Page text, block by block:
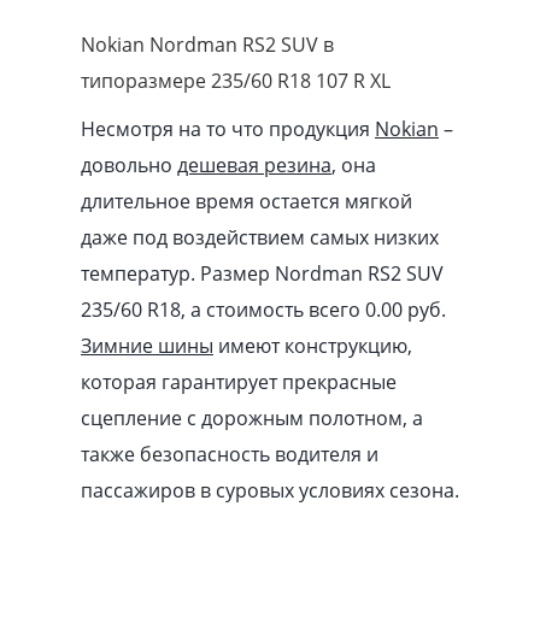
Nokian Nordman RS2 SUV в
типоразмере 235/60 R18 107 R XL
Несмотря на то что продукция Nokian –
довольно дешевая резина, она
длительное время остается мягкой
даже под воздействием самых низких
температур. Размер Nordman RS2 SUV
235/60 R18, а стоимость всего 0.00 pуб.
Зимние шины имеют конструкцию,
которая гарантирует прекрасные
сцепление с дорожным полотном, а
также безопасность водителя и
пассажиров в суровых условиях сезона.